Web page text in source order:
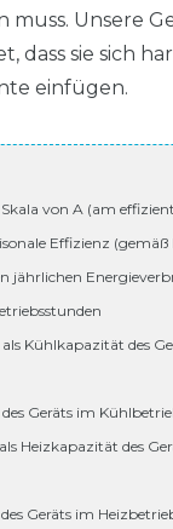
muss. Unsere
dass sie sich
einfügen.
von A (am
Effizienz (gemäß
jährlichen
Kühlkapazität des
Geräts im
Heizkapazität des
Geräts im